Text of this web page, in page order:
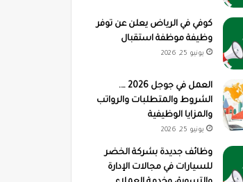
كوفي في الرياض يعلن عن توفر
وظيفة موظفة استقبال
يونيو 25, 2026
العمل في جوجل 2026 ….
الشروط والمتطلبات والرواتب
والمزايا الوظيفية
يونيو 25, 2026
وظائف جديدة بشركة الخضر
للسيارات في مجالات الإدارة